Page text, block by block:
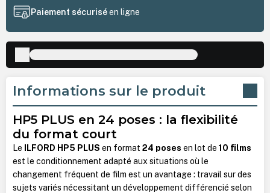
Paiement sécuriséen ligne
Informations sur le produit
HP5 PLUS en 24 poses : la flexibilité
du format court
Le ILFORD HP5 PLUS en format 24 poses en lot de 10 films
est le conditionnement adapté aux situations où le
changement fréquent de film est un avantage : travail sur des
sujets variés nécessitant un développement différencié selon